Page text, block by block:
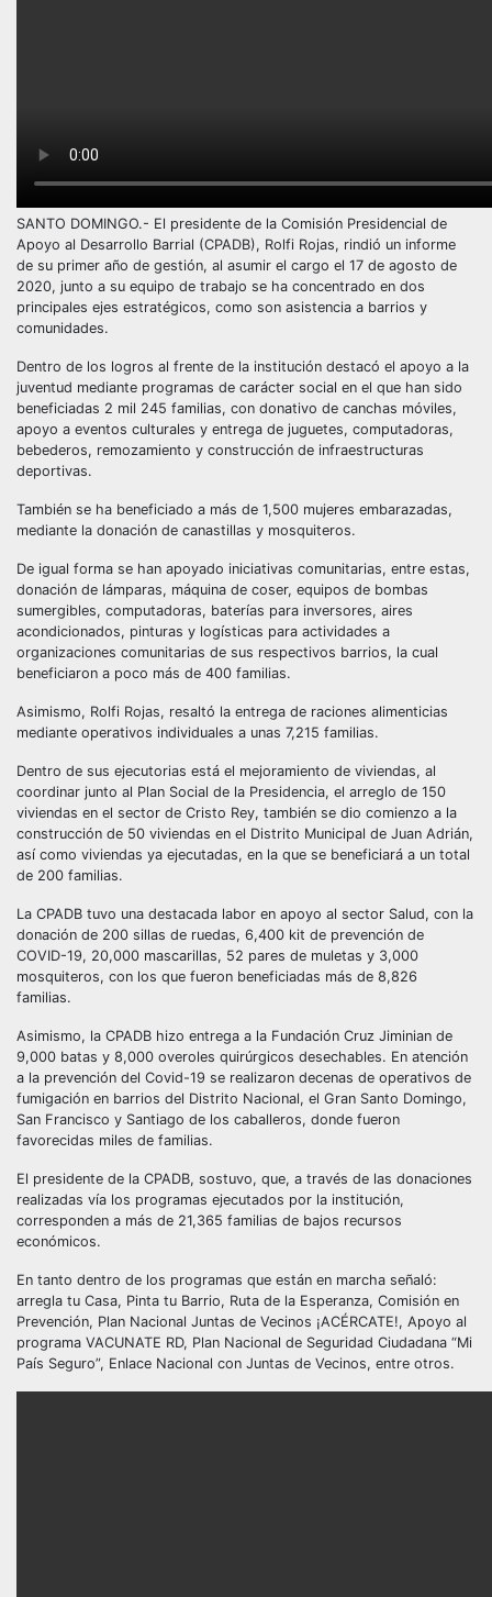
SANTO DOMINGO.- El presidente de la Comisión Presidencial de
Apoyo al Desarrollo Barrial (CPADB), Rolfi Rojas, rindió un informe
de su primer año de gestión, al asumir el cargo el 17 de agosto de
2020, junto a su equipo de trabajo se ha concentrado en dos
principales ejes estratégicos, como son asistencia a barrios y
comunidades.
Dentro de los logros al frente de la institución destacó el apoyo a la
juventud mediante programas de carácter social en el que han sido
beneficiadas 2 mil 245 familias, con donativo de canchas móviles,
apoyo a eventos culturales y entrega de juguetes, computadoras,
bebederos, remozamiento y construcción de infraestructuras
deportivas.
También se ha beneficiado a más de 1,500 mujeres embarazadas,
mediante la donación de canastillas y mosquiteros.
De igual forma se han apoyado iniciativas comunitarias, entre estas,
donación de lámparas, máquina de coser, equipos de bombas
sumergibles, computadoras, baterías para inversores, aires
acondicionados, pinturas y logísticas para actividades a
organizaciones comunitarias de sus respectivos barrios, la cual
beneficiaron a poco más de 400 familias.
Asimismo, Rolfi Rojas, resaltó la entrega de raciones alimenticias
mediante operativos individuales a unas 7,215 familias.
Dentro de sus ejecutorias está el mejoramiento de viviendas, al
coordinar junto al Plan Social de la Presidencia, el arreglo de 150
viviendas en el sector de Cristo Rey, también se dio comienzo a la
construcción de 50 viviendas en el Distrito Municipal de Juan Adrián,
así como viviendas ya ejecutadas, en la que se beneficiará a un total
de 200 familias.
La CPADB tuvo una destacada labor en apoyo al sector Salud, con la
donación de 200 sillas de ruedas, 6,400 kit de prevención de
COVID-19, 20,000 mascarillas, 52 pares de muletas y 3,000
mosquiteros, con los que fueron beneficiadas más de 8,826
familias.
Asimismo, la CPADB hizo entrega a la Fundación Cruz Jiminian de
9,000 batas y 8,000 overoles quirúrgicos desechables. En atención
a la prevención del Covid-19 se realizaron decenas de operativos de
fumigación en barrios del Distrito Nacional, el Gran Santo Domingo,
San Francisco y Santiago de los caballeros, donde fueron
favorecidas miles de familias.
El presidente de la CPADB, sostuvo, que, a través de las donaciones
realizadas vía los programas ejecutados por la institución,
corresponden a más de 21,365 familias de bajos recursos
económicos.
En tanto dentro de los programas que están en marcha señaló:
arregla tu Casa, Pinta tu Barrio, Ruta de la Esperanza, Comisión en
Prevención, Plan Nacional Juntas de Vecinos ¡ACÉRCATE!, Apoyo al
programa VACUNATE RD, Plan Nacional de Seguridad Ciudadana “Mi
País Seguro”, Enlace Nacional con Juntas de Vecinos, entre otros.